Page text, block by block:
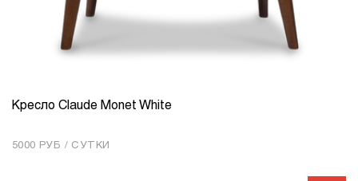
КОЛИЧЕСТВО 1
Кресло Claude Monet White
5000 РУБ / СУТКИ